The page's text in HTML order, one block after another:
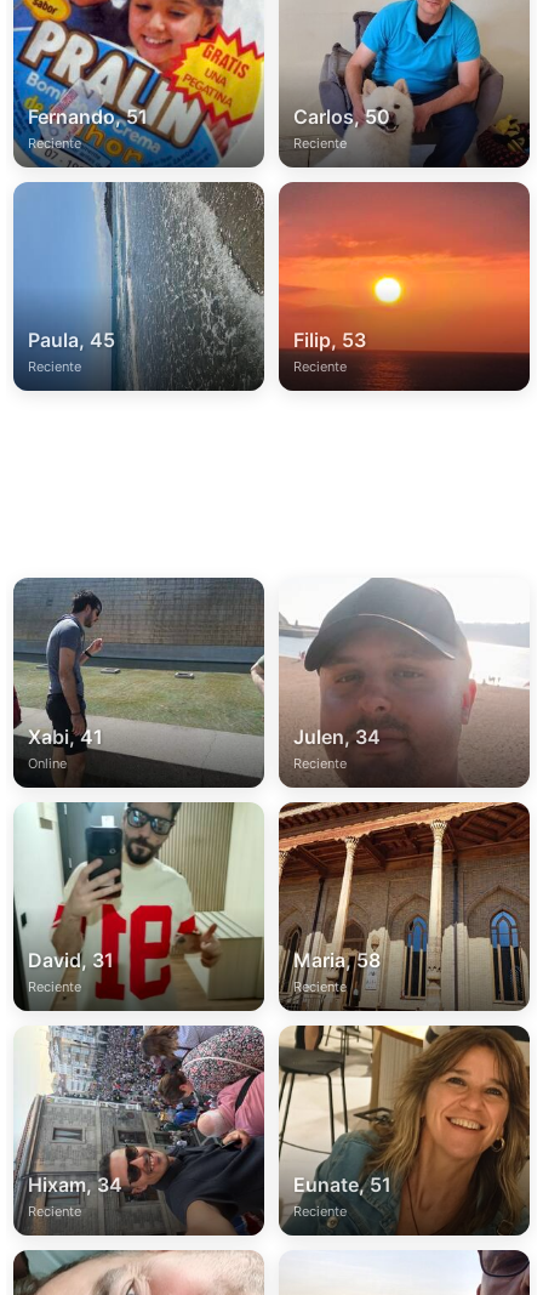
Fernando, 51
Reciente
Carlos, 50
Reciente
Paula, 45
Reciente
Filip, 53
Reciente
Xabi, 41
Online
Julen, 34
Reciente
David, 31
Reciente
Maria, 58
Reciente
Hixam, 34
Reciente
Eunate, 51
Reciente